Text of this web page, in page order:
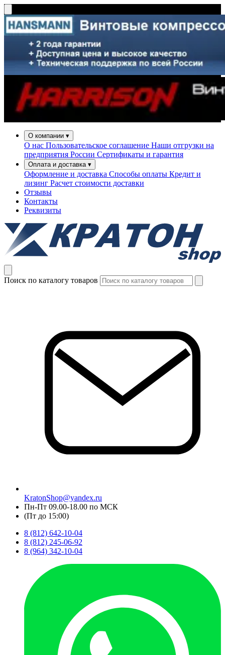
О компании ▾
О нас Пользовательское соглашение Наши отгрузки на
предприятия России Сертификаты и гарантия
Оплата и доставка ▾
Оформление и доставка Способы оплаты Кредит и
лизинг Расчет стоимости доставки
Отзывы
Контакты
Реквизиты
Поиск по каталогу товаров
KratonShop@yandex.ru
Пн-Пт 09.00-18.00 по МСК
(Пт до 15:00)
8 (812) 642-10-04
8 (812) 245-06-92
8 (964) 342-10-04